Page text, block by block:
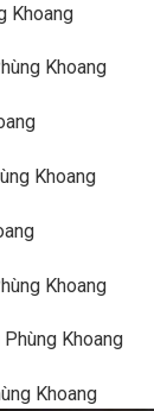
Khoang
Khoang
Khoang
Khoang
Khoang
Khoang